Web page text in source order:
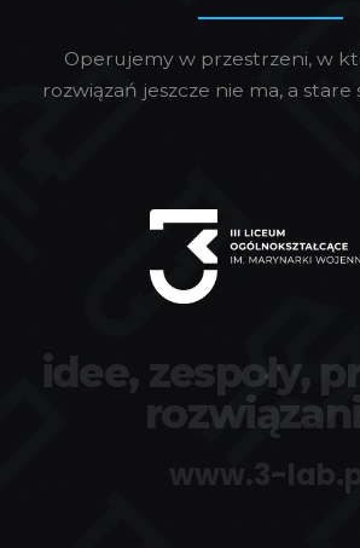
Operujemy w przestrzeni, w
rozwiązań jeszcze nie ma, a
idee, zespoły,
www.3-